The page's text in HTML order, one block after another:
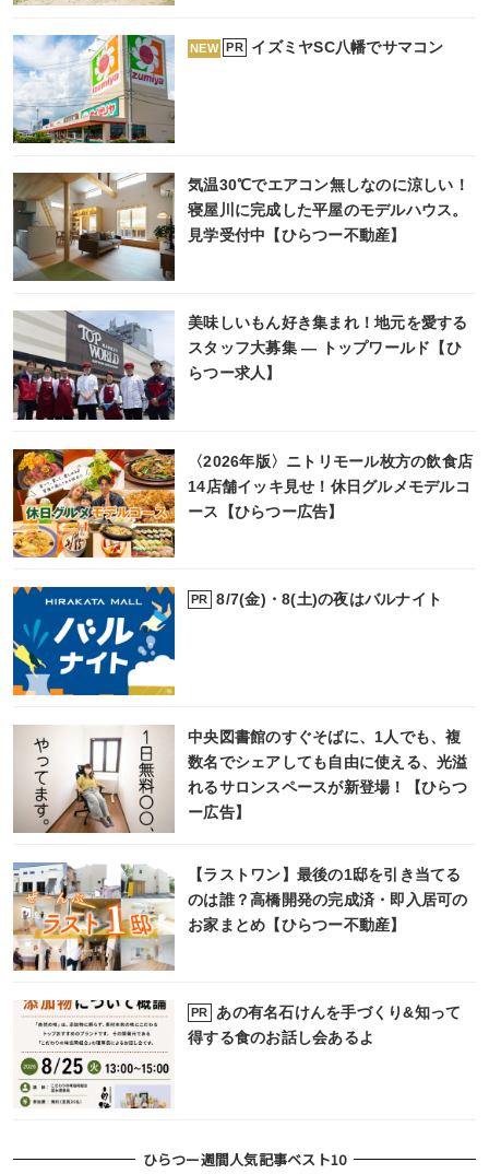
NEW PR イズミヤSC八幡でサマコン
気温30℃でエアコン無しなのに涼しい！
寝屋川に完成した平屋のモデルハウス。
見学受付中【ひらつー不動産】
美味しいもん好き集まれ！地元を愛する
スタッフ大募集 ― トップワールド【ひ
らつー求人】
〈2026年版〉ニトリモール枚方の飲食店
14店舗イッキ見せ！休日グルメモデルコ
ース【ひらつー広告】
PR 8/7(金)・8(土)の夜はバルナイト
中央図書館のすぐそばに、1人でも、複
数名でシェアしても自由に使える、光溢
れるサロンスペースが新登場！【ひらつ
ー広告】
【ラストワン】最後の1邸を引き当てる
のは誰？高橋開発の完成済・即入居可の
お家まとめ【ひらつー不動産】
PR
あの有名石けんを手づくり&知って
得する食のお話し会あるよ
ひらつー週間人気記事ベスト10